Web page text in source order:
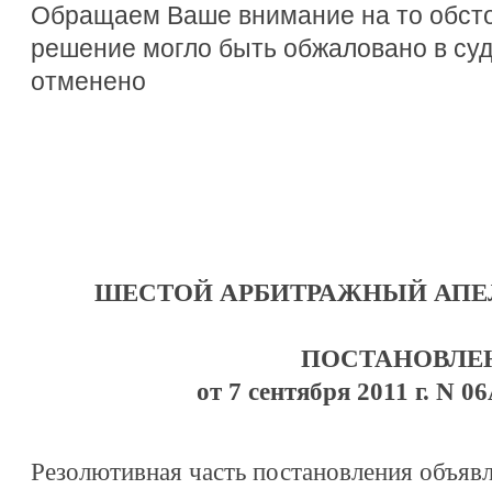
Обращаем Ваше внимание на то
решение могло быть обжаловано в
отменено
ШЕСТОЙ АРБИТРАЖНЫЙ
от 7 сентября 2011 г. N
Резолютивная часть постановления